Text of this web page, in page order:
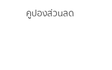
คูปองส่วนลด